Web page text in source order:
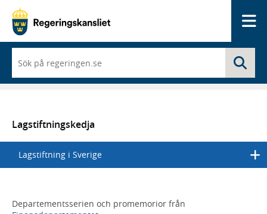
du
börjar
skriva
en
lista
med
sökförslag
Lagstiftningskedja
Lagstiftning i Sverige
Departementsserien och promemorior från